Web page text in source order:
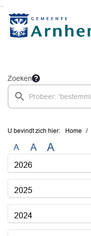
Zoeken
U bevindt zich hier: Home
A A A
2026
2025
2024